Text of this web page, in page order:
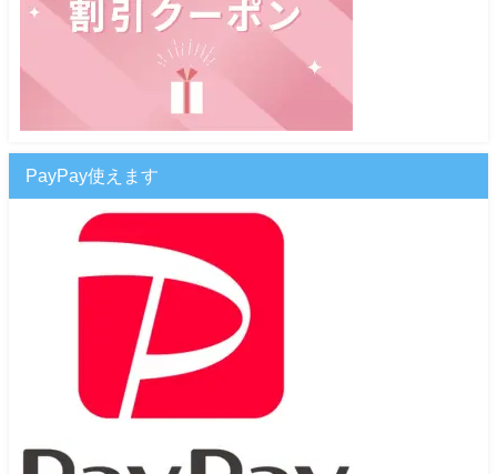
PayPay使えます